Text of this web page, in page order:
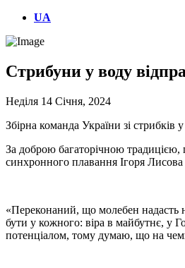
UA
Стрибуни у воду
Неділя 14 Січня, 2024
Збірна команда України зі
За доброю багаторічною традицією,
синхронного плавання Ігоря
«Переконаний, що молебен надасть
бути у кожного: віра в майбутнє, у
потенціалом, тому думаю, що на